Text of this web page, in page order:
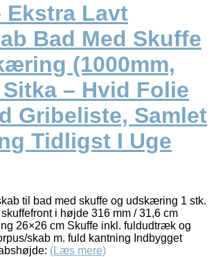
Ekstra Lavt
Bad Med Skuffe
(1000mm,
Sitka – Hvid Folie
Gribeliste, Samlet
Tidligst I Uge
til bad med skuffe og udskæring 1 stk.
i højde 316 mm / 31,6 cm
26×26 cm Skuffe inkl. fuldudtræk og
skab m. fuld kantning Indbygget
(Læs mere)